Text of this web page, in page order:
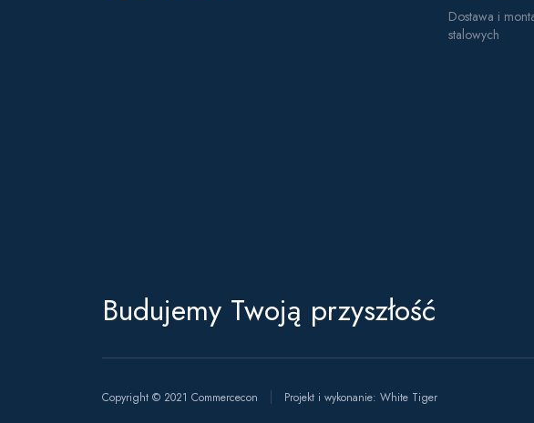
Dostawa i
stalowych
Budujemy Twoją przyszłość
Copyright © 2021 Commercecon Projekt i wykonanie: White Tiger